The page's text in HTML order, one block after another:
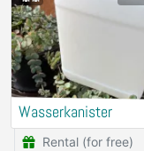
Wasserkanister
Rental (for free)